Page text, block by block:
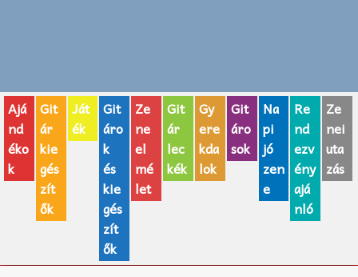
AJÁNDÉK ÖTLETEK
Vicces
GITÁR MÁRKÁK
TOP100 nóta
Ajá
nd
éko
k
Git
ár
kie
gés
zít
ők
Ját
ék
Git
áro
k
és
kie
gés
zít
ők
Ze
ne
el
mé
let
Git
ár
lec
kék
Gy
ere
kda
lok
Git
áro
sok
Na
pi
jó
zen
e
Re
nd
ezv
ény
ajá
nló
Ze
nei
uta
zás